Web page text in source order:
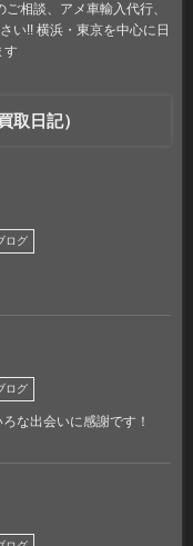
相談、アメ車輸入代行、
い!! 横浜・東京を中心に日
す
取日記）
ログ
ログ
な出会いに感謝です！